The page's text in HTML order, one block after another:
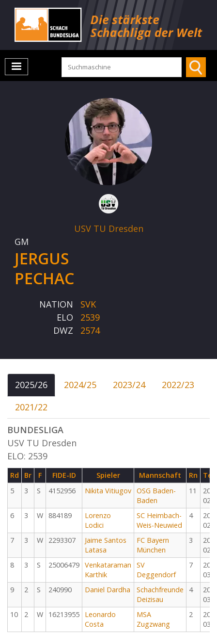
USV TU Dresden
GM
JERGUS
PECHAC
NATION
SVK
ELO
2539
DWZ
2574
2025/26 2024/25 2023/24
2022/23
2021/22
BUNDESLIGA
USV TU Dresden
ELO: 2539
Rd Br F FIDE-ID Spieler Mannschaft Rn
5
3 S 4152956 Nikita Vitiugov OSG Baden-
Baden
11
02-
6
3 W 884189
Lorenzo
Lodici
SC Heimbach-
Weis-Neuwied
4
02-
7
3 W 2293307
Jaime Santos
Latasa
FC Bayern
München
3
02-
8
3 S 25006479 Venkataraman
Karthik
SV
Deggendorf
7
03-
9
2 S 240990 Daniel Dardha
Schachfreunde
Deizisau
4
03-
10
2 W 16213955
Leonardo
Costa
MSA
Zugzwang
2
03-